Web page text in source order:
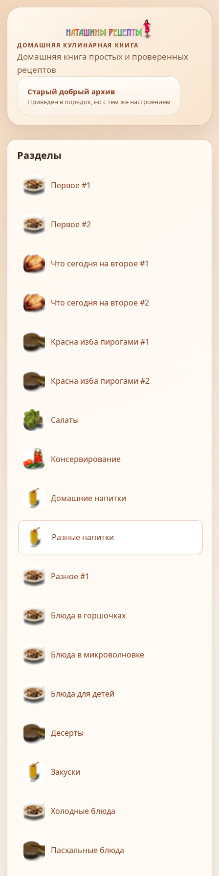
ДОМАШНЯЯ КУЛИНАРНАЯ КНИГА
Домашняя книга простых и проверенных
рецептов
Старый добрый архив
Приведен в порядок, но с тем же настроением
Разделы
Первое #1
Первое #2
Что сегодня на второе #1
Что сегодня на второе #2
Красна изба пирогами #1
Красна изба пирогами #2
Салаты
Консервирование
Домашние напитки
Разные напитки
Разное #1
Блюда в горшочках
Блюда в микроволновке
Блюда для детей
Десерты
Закуски
Холодные блюда
Пасхальные блюда